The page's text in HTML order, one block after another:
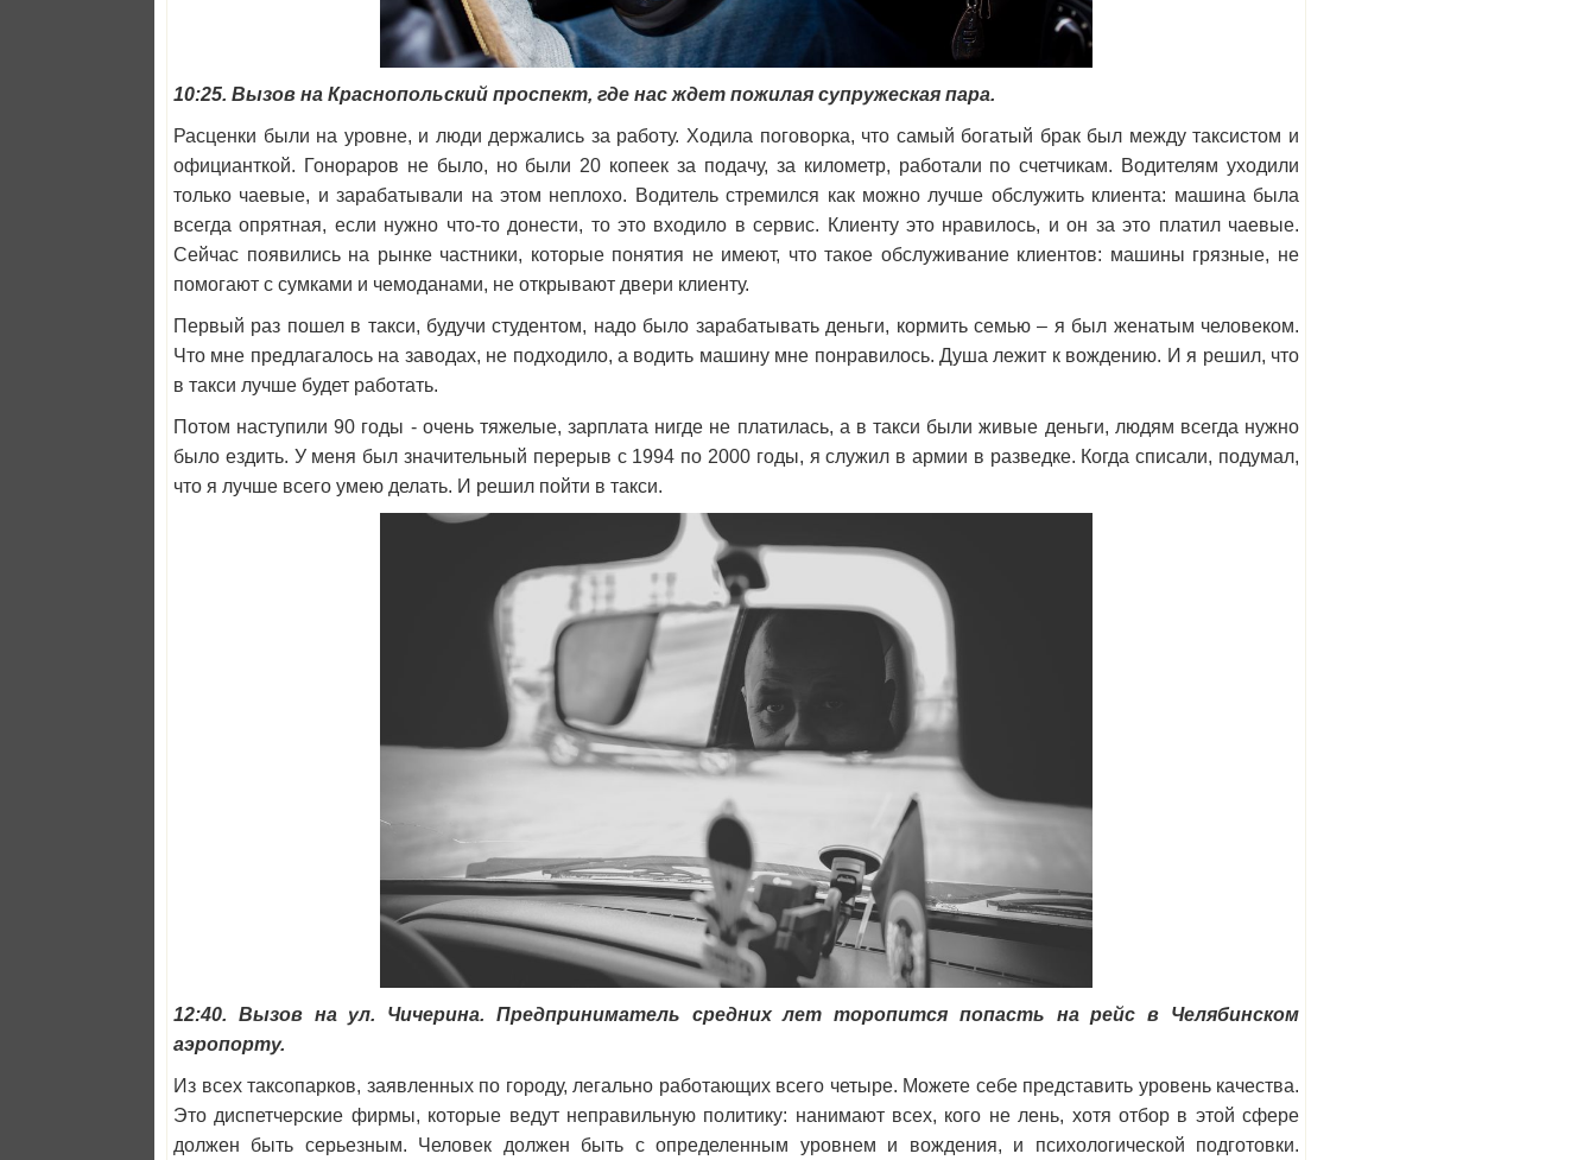
10:25. Вызов на Краснопольский проспект, где нас ждет пожилая супружеская пара.
Расценки были на уровне, и люди держались за работу. Ходила поговорка, что самый богатый брак был между таксистом и
официанткой. Гонораров не было, но были 20 копеек за подачу, за километр, работали по счетчикам. Водителям уходили
только чаевые, и зарабатывали на этом неплохо. Водитель стремился как можно лучше обслужить клиента: машина была
всегда опрятная, если нужно что-то донести, то это входило в сервис. Клиенту это нравилось, и он за это платил чаевые.
Сейчас появились на рынке частники, которые понятия не имеют, что такое обслуживание клиентов: машины грязные, не
помогают с сумками и чемоданами, не открывают двери клиенту.
Первый раз пошел в такси, будучи студентом, надо было зарабатывать деньги, кормить семью – я был женатым человеком.
Что мне предлагалось на заводах, не подходило, а водить машину мне понравилось. Душа лежит к вождению. И я решил, что
в такси лучше будет работать.
Потом наступили 90 годы - очень тяжелые, зарплата нигде не платилась, а в такси были живые деньги, людям всегда нужно
было ездить. У меня был значительный перерыв с 1994 по 2000 годы, я служил в армии в разведке. Когда списали, подумал,
что я лучше всего умею делать. И решил пойти в такси.
12:40. Вызов на ул. Чичерина. Предприниматель средних лет торопится попасть на рейс в Челябинском
аэропорту.
Из всех таксопарков, заявленных по городу, легально работающих всего четыре. Можете себе представить уровень качества.
Это диспетчерские фирмы, которые ведут неправильную политику: нанимают всех, кого не лень, хотя отбор в этой сфере
должен быть серьезным. Человек должен быть с определенным уровнем и вождения, и психологической подготовки.